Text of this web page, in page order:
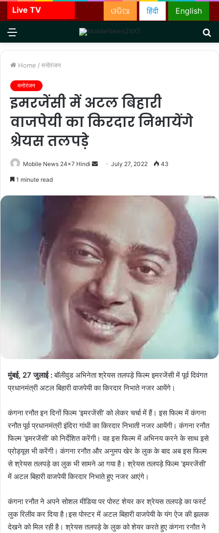
Live TV English
हिंदी
ଓଡିଆ
Menu
Home / मनोरंजन
मनोरंजन
इमरजेंसी में अटल बिहारी
वाजपेयी का किरदार निभायेंगे
श्रेयस तलपड़े
Mobile News 24x7 Hindi
SendJuly 27, 2022 43
1 minute read
मुंबई, 27 जुलाई :बॉलीवुड अभिनेता श्रेयस तलपड़े फिल्म इमरजेंसी में पूर्व दिवंगत
प्रधानमंत्री अटल बिहारी वाजपेयी का किरदार निभाते नजर आयेंगे।
कंगना रनौत इन दिनों फिल्म ‘इमरजेंसी’ को लेकर चर्चा में हैं। इस फिल्म में कंगना
रनौत पूर्व प्रधानमंत्री इंदिरा गांधी का किरदार निभाती नजर आयेंगी। कंगना रनौत
फिल्म ‘इमरजेंसी’ को निर्देशित करेंगी। वह इस फिल्म में अभिनय करने के साथ इसे
प्रोड्यूस भी करेंगी। कंगना रनौत और अनुमप खेर के लुक के बाद अब इस फिल्म
से श्रेयस तलपड़े का लुक भी सामने आ गया है। श्रेयस तलपड़े फिल्म ‘इमरजेंसी’
में अटल बिहारी वाजपेयी किरदार निभाते हुए नजर आएंगे।
कंगना रनौत ने अपने सोशल मीडिया पर पोस्ट शेयर कर श्रेयस तलपड़े का फर्स्ट
लुक रिलीव कर दिया है।इस पोस्टर में अटल बिहारी वाजपेयी के यंग ऐज की झलक
देखने को मिल रही है। श्रेयस तलपड़े के लुक को शेयर करते हुए कंगना रनौत ने